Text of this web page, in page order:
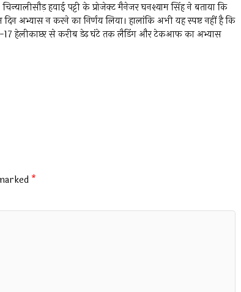
हवाई पट्टी के प्रोजेक्ट मैनेजर घनश्याम सिंह ने बताया कि
अभ्यास न करने का निर्णय लिया। हालांकि अभी यह स्पष्ट नहीं है कि
हेलीकाप्टर से करीब डेढ़ घंटे तक लैडिंग और टेकआफ का अभ्यास
*